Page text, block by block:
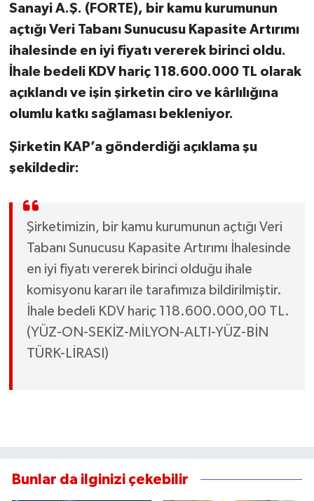
Sanayi A.Ş. (FORTE), bir kamu kurumunun
açtığı Veri Tabanı Sunucusu Kapasite Artırımı
ihalesinde en iyi fiyatı vererek birinci oldu.
İhale bedeli KDV hariç 118.600.000 TL olarak
açıklandı ve işin şirketin ciro ve kârlılığına
olumlu katkı sağlaması bekleniyor.
Şirketin KAP’a gönderdiği açıklama şu
şekildedir:
Şirketimizin, bir kamu kurumunun açtığı Veri
Tabanı Sunucusu Kapasite Artırımı İhalesinde
en iyi fiyatı vererek birinci olduğu ihale
komisyonu kararı ile tarafımıza bildirilmiştir.
İhale bedeli KDV hariç 118.600.000,00 TL.
(YÜZ-ON-SEKİZ-MİLYON-ALTI-YÜZ-BİN
TÜRK-LİRASI)
Bunlar da ilginizi çekebilir